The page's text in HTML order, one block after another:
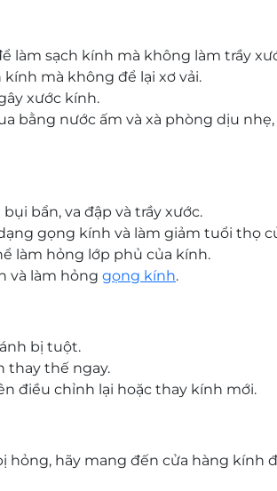
làm sạch kính mà không làm trầy
mà không để lại xơ vải.
xước kính.
bằng nước ấm và xà phòng dịu nhẹ,
bẩn, va đập và trầy xước.
gọng kính và làm giảm tuổi thọ
làm hỏng lớp phủ của kính.
và làm hỏng gọng kính.
bị tuột.
thay thế ngay.
điều chỉnh lại hoặc thay kính mới.
hãy mang đến cửa hàng kính